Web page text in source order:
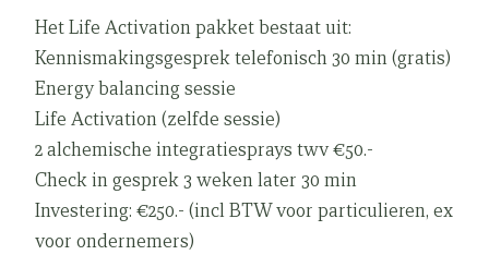
Het Life Activation pakket bestaat uit:
Kennismakingsgesprek telefonisch 30 min (gratis)
Energy balancing sessie
Life Activation (zelfde sessie)
2 alchemische integratiesprays twv €50.-
Check in gesprek 3 weken later 30 min
Investering: €250.- (incl BTW voor particulieren, ex
voor ondernemers)